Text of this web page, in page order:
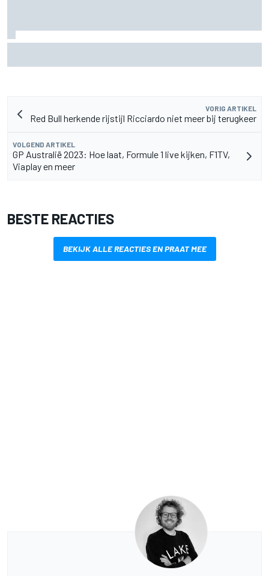
VORIG ARTIKEL
Red Bull herkende rijstijl Ricciardo niet meer bij terugkeer
VOLGEND ARTIKEL
GP Australië 2023: Hoe laat, Formule 1 live kijken, F1TV,
Viaplay en meer
BESTE REACTIES
BEKIJK ALLE REACTIES EN PRAAT MEE